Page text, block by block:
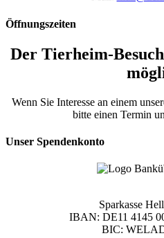
Öffnungszeiten
Der Tierheim-
Wenn Sie Interesse an einem
bitte einen Termin
Unser Spendenkonto
Sparkasse
IBAN: DE11 4145
BIC: